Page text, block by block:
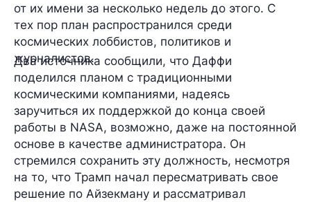
от их имени за несколько недель до этого. С
тех пор план распространился среди
космических лоббистов, политиков и
журналистов.
Два источника сообщили, что Даффи
поделился планом с традиционными
космическими компаниями, надеясь
заручиться их поддержкой до конца своей
работы в NASA, возможно, даже на постоянной
основе в качестве администратора. Он
стремился сохранить эту должность, несмотря
на то, что Трамп начал пересматривать свое
решение по Айзекману и рассматривал